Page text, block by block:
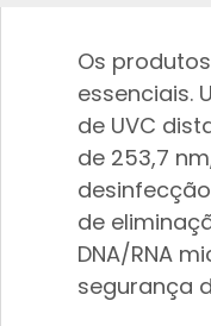
Os
essenciais.
de UVC
de 253,7
de
DNA/RNA
segurança